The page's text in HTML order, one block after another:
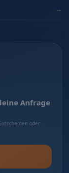
→
Anfrage
oder